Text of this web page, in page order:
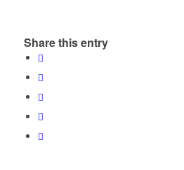
Share this entry